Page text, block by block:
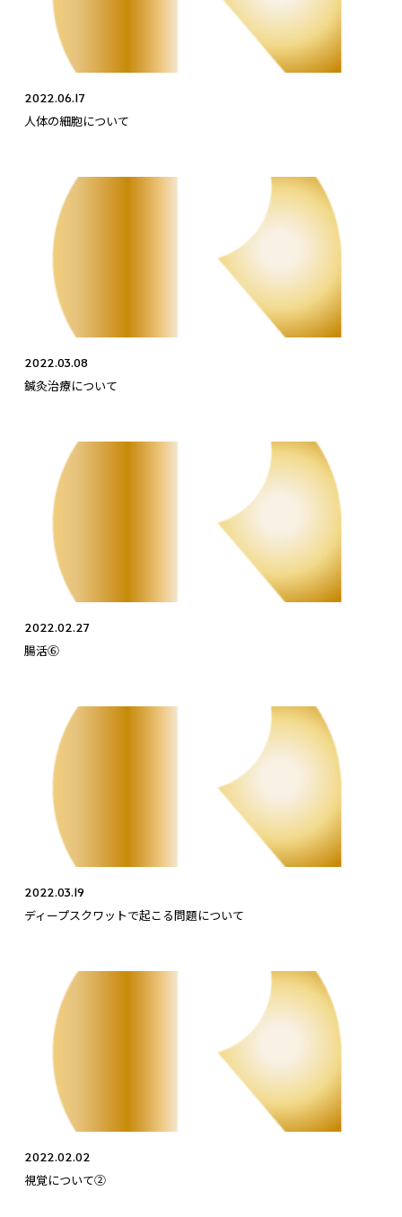
2022.06.17
人体の細胞について
2022.03.08
鍼灸治療について
2022.02.27
腸活⑥
2022.03.19
ディープスクワットで起こる問題について
2022.02.02
視覚について②